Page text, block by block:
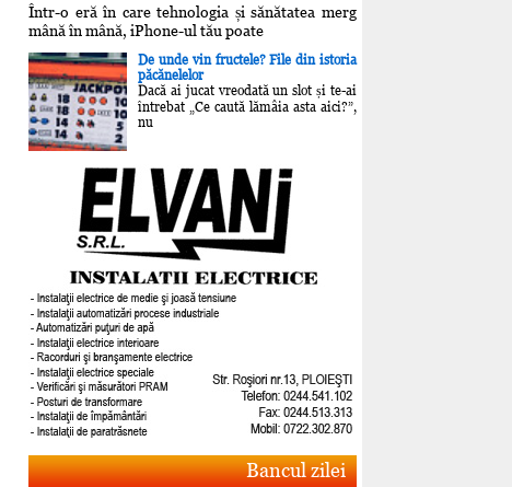
Într-o eră în care tehnologia și sănătatea merg
mână în mână, iPhone-ul tău poate
De unde vin fructele? File din istoria
păcănelelor
Dacă ai jucat vreodată un slot și te-ai
întrebat „Ce caută lămâia asta aici?”,
nu
Bancul zilei